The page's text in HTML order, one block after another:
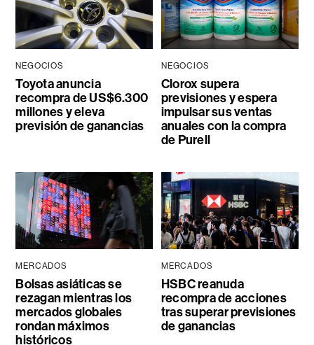
NEGOCIOS
Toyota anuncia
recompra de US$6.300
millones y eleva
previsión de ganancias
NEGOCIOS
Clorox supera
previsiones y espera
impulsar sus ventas
anuales con la compra
de Purell
MERCADOS
Bolsas asiáticas se
rezagan mientras los
mercados globales
rondan máximos
históricos
MERCADOS
HSBC reanuda
recompra de acciones
tras superar previsiones
de ganancias